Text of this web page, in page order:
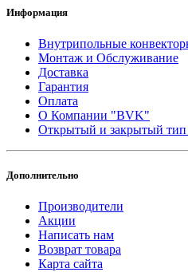
Информация
Внутрипольные
Монтаж и Обслуживание
Доставка
Гарантия
Оплата
О Компании "BVK"
Открытый и закрытый тип
Дополнительно
Производители
Акции
Написать нам
Возврат товара
Карта сайта